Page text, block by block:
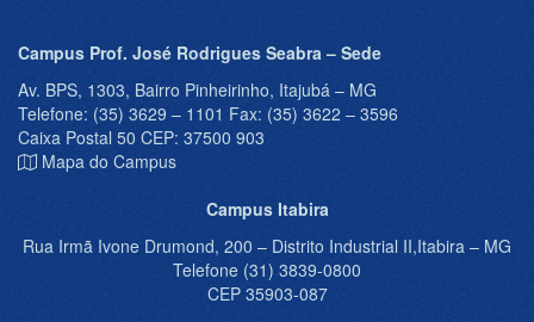
Campus Prof. José Rodrigues Seabra – Sede
Av. BPS, 1303, Bairro Pinheirinho, Itajubá – MG
Telefone: (35) 3629 – 1101 Fax: (35) 3622 – 3596
Caixa Postal 50 CEP: 37500 903
Mapa do Campus
Campus Itabira
Rua Irmã Ivone Drumond, 200 – Distrito Industrial II,Itabira – MG
Telefone (31) 3839-0800
CEP 35903-087